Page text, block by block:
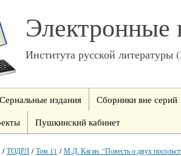
Электронные
Института русской
Сериальные издания
Сборники вне серий
Пушкинский кабинет
/ТОДРЛ /Том 11 /М.Д. Каган. "Повесть о двух